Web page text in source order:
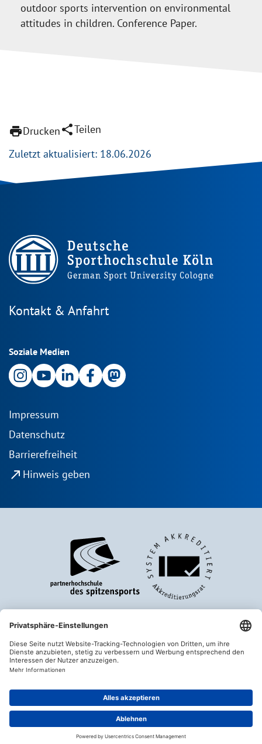
outdoor sports intervention on environmental
attitudes in children. Conference Paper.
printDruckenshareTeilen
Zuletzt aktualisiert: 18.06.2026
Kontakt & Anfahrt
Soziale Medien
Impressum
Datenschutz
Barrierefreiheit
north_east Hinweis geben